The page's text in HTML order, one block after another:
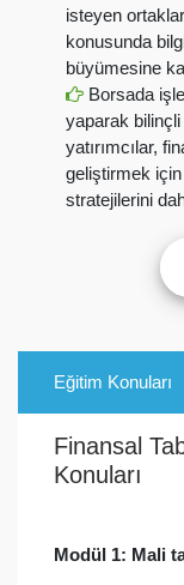
isteyen
konusunda
büyümesine
Borsada
yaparak bilinçli
yatırımcılar,
geliştirmek için
stratejilerini
Eğitim Konuları
Finansal
Konuları
Modül 1: Mali